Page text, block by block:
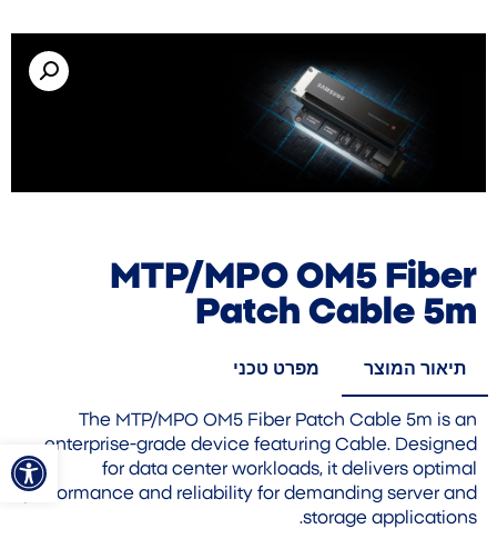
פתח
MTP/MPO OM5 Fiber
Patch Cable 5m
תיאור המוצר מפרט טכני
The MTP/MPO OM5 Fiber Patch Cable 5m is an
enterprise-grade device featuring Cable. Designed
for data center workloads, it delivers optimal
performance and reliability for demanding server and
storage applications.